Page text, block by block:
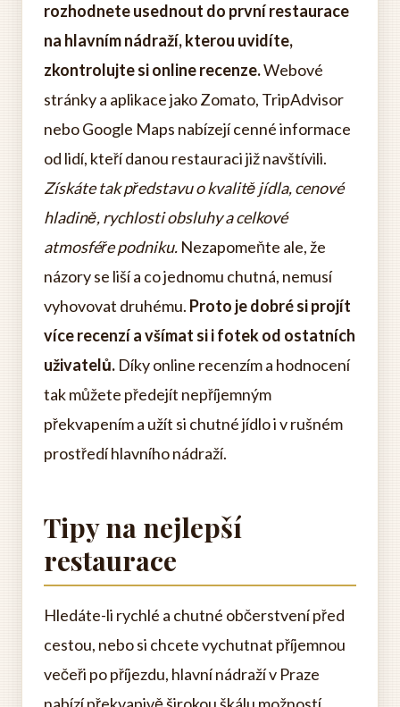
rozhodnete usednout do první restaurace
na hlavním nádraží, kterou uvidíte,
zkontrolujte si online recenze.Webové
stránky a aplikace jako Zomato, TripAdvisor
nebo Google Maps nabízejí cenné informace
od lidí, kteří danou restauraci již navštívili.
Získáte tak představu o kvalitě jídla, cenové
hladině, rychlosti obsluhy a celkové
atmosféře podniku. Nezapomeňte ale, že
názory se liší a co jednomu chutná, nemusí
vyhovovat druhému. Proto je dobré si projít
více recenzí a všímat si i fotek od ostatních
uživatelů. Díky online recenzím a hodnocení
tak můžete předejít nepříjemným
překvapením a užít si chutné jídlo i v rušném
prostředí hlavního nádraží.
Tipy na nejlepší
restaurace
Hledáte-li rychlé a chutné občerstvení před
cestou, nebo si chcete vychutnat příjemnou
večeři po příjezdu, hlavní nádraží v Praze